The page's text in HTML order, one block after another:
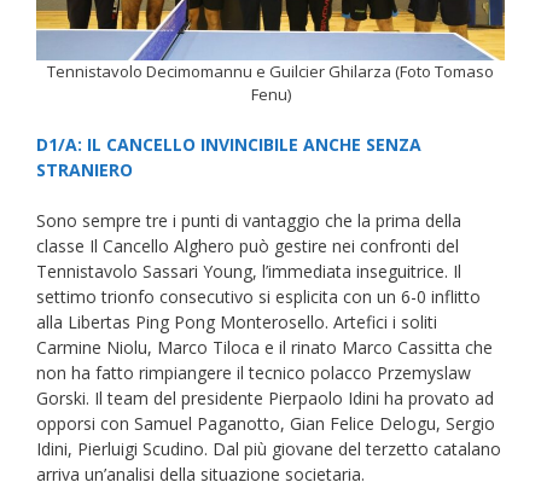
Tennistavolo Decimomannu e Guilcier Ghilarza (Foto Tomaso
Fenu)
D1/A: IL CANCELLO INVINCIBILE ANCHE SENZA
STRANIERO
Sono sempre tre i punti di vantaggio che la prima della
classe Il Cancello Alghero può gestire nei confronti del
Tennistavolo Sassari Young, l’immediata inseguitrice. Il
settimo trionfo consecutivo si esplicita con un 6-0 inflitto
alla Libertas Ping Pong Monterosello. Artefici i soliti
Carmine Niolu, Marco Tiloca e il rinato Marco Cassitta che
non ha fatto rimpiangere il tecnico polacco Przemyslaw
Gorski. Il team del presidente Pierpaolo Idini ha provato ad
opporsi con Samuel Paganotto, Gian Felice Delogu, Sergio
Idini, Pierluigi Scudino. Dal più giovane del terzetto catalano
arriva un’analisi della situazione societaria.